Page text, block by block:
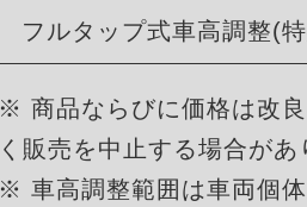
フルタップ式車高調整(
※ 商品ならびに価格は改
く販売を中止する場合があ
※ 車高調整範囲は車両個